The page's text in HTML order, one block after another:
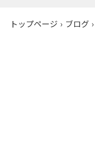
トップページ › ブログ ›